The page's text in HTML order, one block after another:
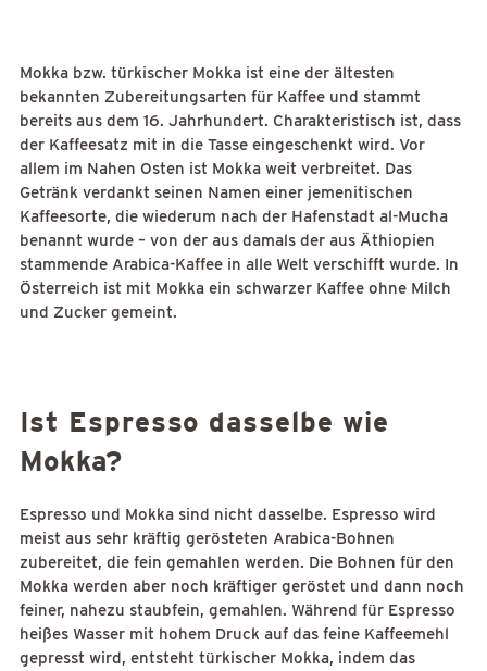
Mokka bzw. türkischer Mokka ist eine der ältesten
bekannten Zubereitungsarten für Kaffee und stammt
bereits aus dem 16. Jahrhundert. Charakteristisch ist, dass
der Kaffeesatz mit in die Tasse eingeschenkt wird. Vor
allem im Nahen Osten ist Mokka weit verbreitet. Das
Getränk verdankt seinen Namen einer jemenitischen
Kaffeesorte, die wiederum nach der Hafenstadt al-Mucha
benannt wurde – von der aus damals der aus Äthiopien
stammende Arabica-Kaffee in alle Welt verschifft wurde. In
Österreich ist mit Mokka ein schwarzer Kaffee ohne Milch
und Zucker gemeint.
Ist Espresso dasselbe wie
Mokka?
Espresso und Mokka sind nicht dasselbe. Espresso wird
meist aus sehr kräftig gerösteten Arabica-Bohnen
zubereitet, die fein gemahlen werden. Die Bohnen für den
Mokka werden aber noch kräftiger geröstet und dann noch
feiner, nahezu staubfein, gemahlen. Während für Espresso
heißes Wasser mit hohem Druck auf das feine Kaffeemehl
gepresst wird, entsteht türkischer Mokka, indem das